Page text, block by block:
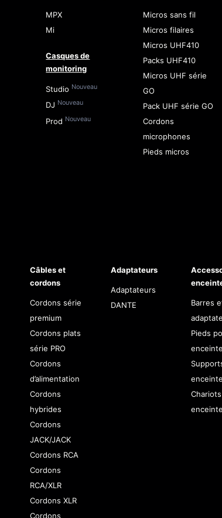
MPX
Mi
Casques de
monitoring
Studio Nouveau
DJ Nouveau
Prod Nouveau
Micros sans fil
Micros filaires
Micros UHF410
Packs UHF410
Micros UHF série
GO
Pack UHF série GO
Cordons
microphones
Pieds micros
Câbles et
cordons
Cordons série
premium
Cordons plats
série PRO
Cordons
d’alimentation
Cordons
hybrides
Cordons
JACK/JACK
Cordons RCA
Cordons
RCA/XLR
Cordons XLR
Cordons
Adaptateurs
Adaptateurs
DANTE
Barres
Pieds